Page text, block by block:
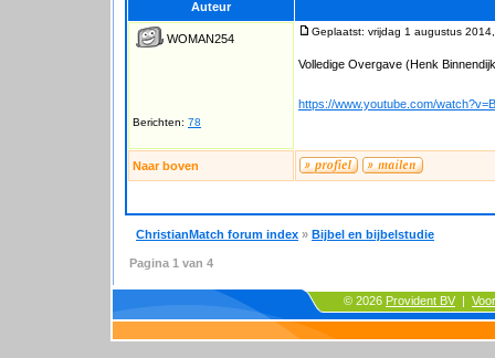
Auteur
WOMAN254
Berichten: 78
Geplaatst: vrijdag 1 augustus
Volledige Overgave (Henk
https://www.youtube.com/
Naar boven
ChristianMatch forum index » Bijbel en bijbelstudie
Pagina 1 van 4
© 2026 Provident BV |